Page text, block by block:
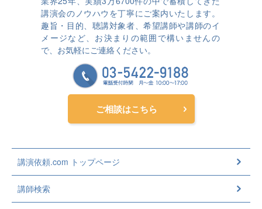
講演会のノウハウを丁寧にご案内いたします。
趣旨・目的、聴講対象者、希望講師や講師のイ
メージなど、お決まりの範囲で構いませんの
で、お気軽にご連絡ください。
ご相談はこちら
講演依頼.com トップページ
講師検索